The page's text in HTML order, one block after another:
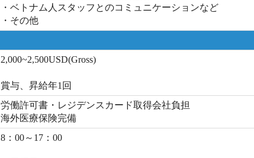
・ベトナム人スタッフとのコミュニケーションなど
・その他
2,000~2,500USD(Gross)
賞与、昇給年1回
労働許可書・レジデンスカード取得会社負担
海外医療保険完備
8：00～17：00